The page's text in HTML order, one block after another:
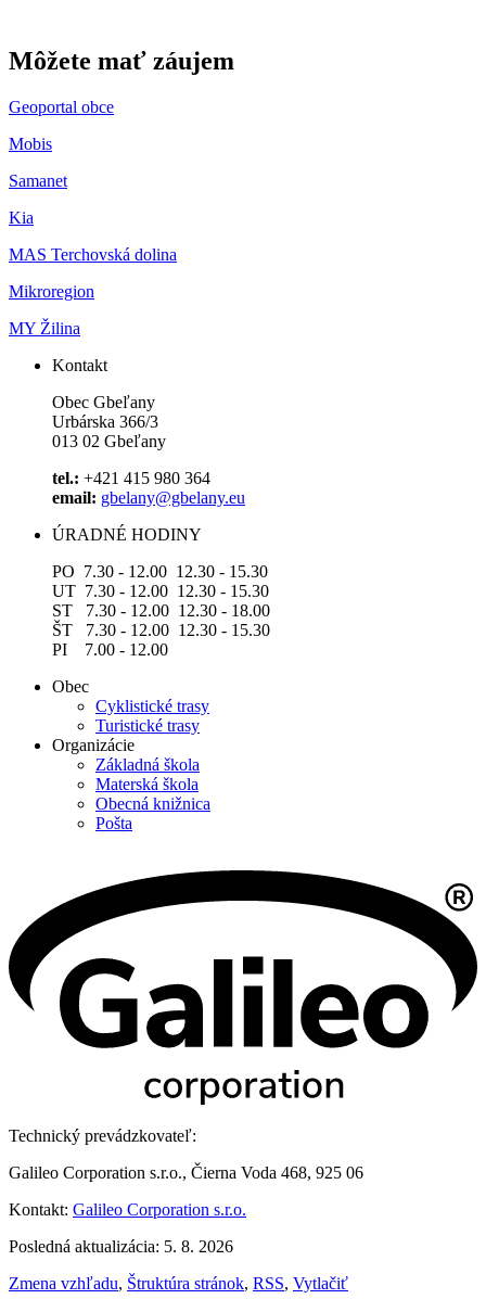
Môžete mať záujem
Geoportal obce
Mobis
Samanet
Kia
MAS Terchovská dolina
Mikroregion
MY Žilina
Kontakt
Obec Gbeľany
Urbárska 366/3
013 02 Gbeľany
tel.: +421 415 980 364
email: gbelany@gbelany.eu
ÚRADNÉ HODINY
PO 7.30 - 12.00 12.30 - 15.30
UT 7.30 - 12.00 12.30 - 15.30
ST 7.30 - 12.00 12.30 - 18.00
ŠT 7.30 - 12.00 12.30 - 15.30
PI 7.00 - 12.00
Obec
Cyklistické trasy
Turistické trasy
Organizácie
Základná škola
Materská škola
Obecná knižnica
Pošta
Technický prevádzkovateľ:
Galileo Corporation s.r.o., Čierna Voda 468, 925 06
Kontakt: Galileo Corporation s.r.o.
Posledná aktualizácia: 5. 8. 2026
Zmena vzhľadu, Štruktúra stránok, RSS, Vytlačiť